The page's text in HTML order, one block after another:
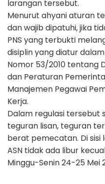
larangan tersebut.
Menurut ahyani aturan
dan wajib dipatuhi, jika
PNS yang terbukti
disiplin yang diatur
Nomor 53/2010 tentang
dan Peraturan
Manajemen Pegawai
Kerja.
Dalam regulasi tersebut
teguran lisan, teguran
berat pemecatan. Di sisi
ASN tidak ada libur
Minggu-Senin 24-25 Mei